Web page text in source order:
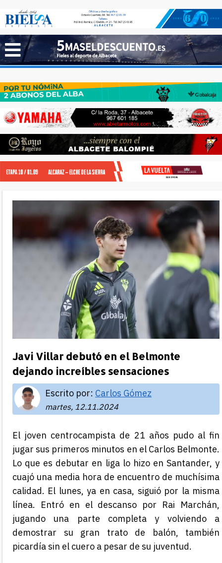
Javi Villar debutó en el Belmonte
dejando increíbles sensaciones
Escrito por: Carlos Gómez
martes, 12.11.2024
El joven centrocampista de 21 años pudo al fin
jugar sus primeros minutos en el Carlos Belmonte.
Lo que es debutar en liga lo hizo en Santander, y
cuajó una media hora de encuentro de muchísima
calidad. El lunes, ya en casa, siguió por la misma
línea. Entró en el descanso por Rai Marchán,
jugando una parte completa y volviendo a
demostrar su gran trato de balón, también
picardía sin el cuero a pesar de su juventud.